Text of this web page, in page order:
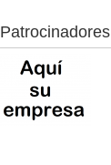
Patrocinadores